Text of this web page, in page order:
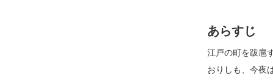
あらすじ
江戸の町を跋扈
おりしも、今夜